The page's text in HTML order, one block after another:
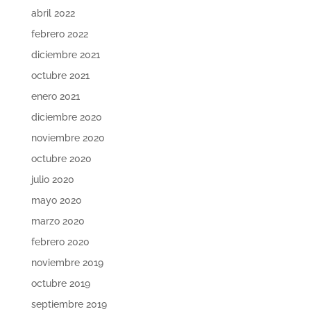
abril 2022
febrero 2022
diciembre 2021
octubre 2021
enero 2021
diciembre 2020
noviembre 2020
octubre 2020
julio 2020
mayo 2020
marzo 2020
febrero 2020
noviembre 2019
octubre 2019
septiembre 2019